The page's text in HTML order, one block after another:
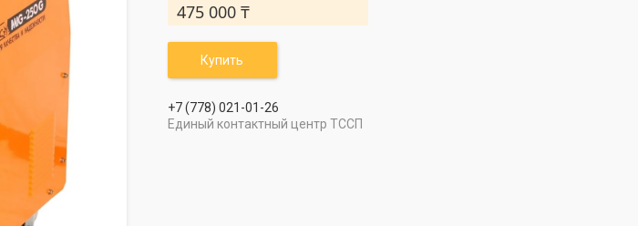
475 000 ₸
Купить
+7 (778) 021-01-26
Единый контактный центр ТССП